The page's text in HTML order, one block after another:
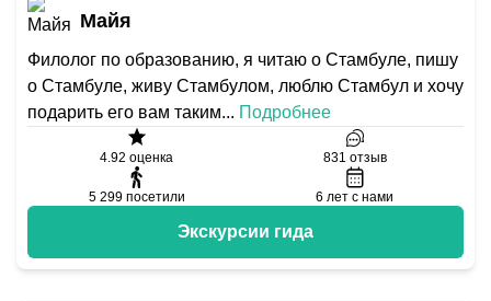
Майя
Филолог по образованию, я читаю о Стамбуле, пишу
о Стамбуле, живу Стамбулом, люблю Стамбул и хочу
подарить его вам таким... Подробнее
4.92 оценка 831 отзыв
5 299 посетили 6 лет с нами
Экскурсии гида